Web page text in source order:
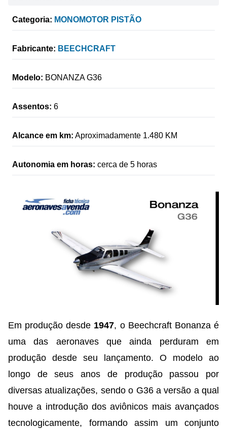
Categoria: MONOMOTOR PISTÃO
Fabricante: BEECHCRAFT
Modelo: BONANZA G36
Assentos: 6
Alcance em km: Aproximadamente 1.480 KM
Autonomia em horas: cerca de 5 horas
Em produção desde 1947, o Beechcraft Bonanza é
uma das aeronaves que ainda perduram em
produção desde seu lançamento. O modelo ao
longo de seus anos de produção passou por
diversas atualizações, sendo o G36 a versão a qual
houve a introdução dos aviônicos mais avançados
tecnologicamente, formando assim um conjunto